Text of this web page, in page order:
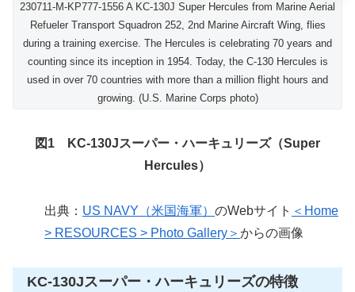
230711-M-KP777-1556 A KC-130J Super Hercules from Marine Aerial
Refueler Transport Squadron 252, 2nd Marine Aircraft Wing, flies
during a training exercise. The Hercules is celebrating 70 years and
counting since its inception in 1954. Today, the C-130 Hercules is
used in over 70 countries with more than a million flight hours and
growing. (U.S. Marine Corps photo)
図1 KC-130Jスーパー・ハーキュリーズ（Super
Hercules）
出典： US NAVY（米国海軍） のWebサイト ＜Home
> RESOURCES > Photo Gallery＞ からの画像
KC-130Jスーパー・ハーキュリーズの特徴